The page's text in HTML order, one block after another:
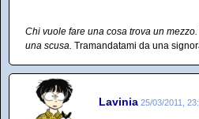
Chi vuole fare una cosa trova un
una scusa. Tramandatami da una
Lavinia 25/03/2011,